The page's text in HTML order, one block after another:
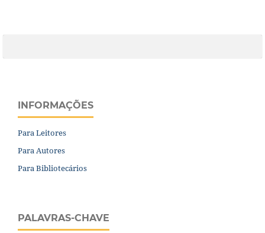
INFORMAÇÕES
Para Leitores
Para Autores
Para Bibliotecários
PALAVRAS-CHAVE